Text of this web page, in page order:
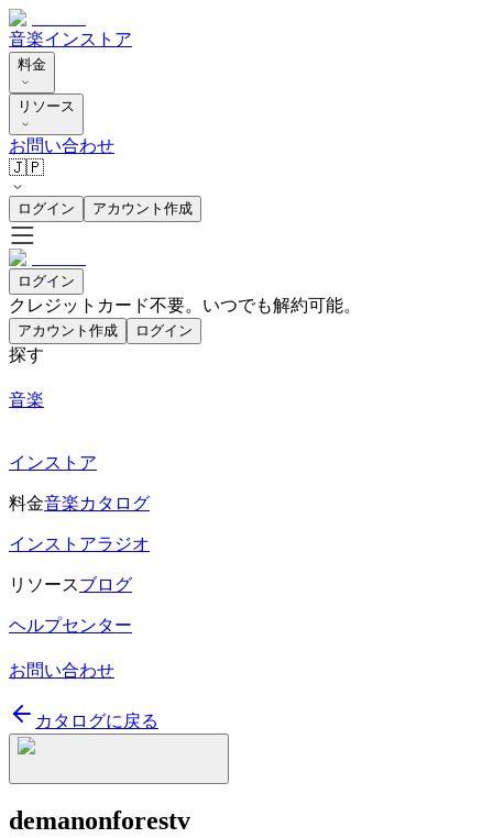
音楽インストア
料金
リソース
お問い合わせ
🇯🇵
ログイン アカウント作成
ログイン
クレジットカード不要。いつでも解約可能。
アカウント作成 ログイン
探す
音楽
インストア
料金音楽カタログ
インストアラジオ
リソースブログ
ヘルプセンター
お問い合わせ
カタログに戻る
demanonforestv